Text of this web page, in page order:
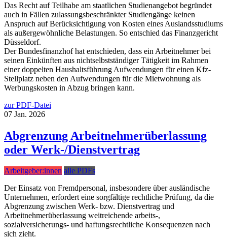
Das Recht auf Teilhabe am staatlichen Studienangebot begründet
auch in Fällen zulassungsbeschränkter Studiengänge keinen
Anspruch auf Berücksichtigung von Kosten eines Auslandsstudiums
als außergewöhnliche Belastungen. So entschied das Finanzgericht
Düsseldorf.
Der Bundesfinanzhof hat entschieden, dass ein Arbeitnehmer bei
seinen Einkünften aus nichtselbstständiger Tätigkeit im Rahmen
einer doppelten Haushaltsführung Aufwendungen für einen Kfz-
Stellplatz neben den Aufwendungen für die Mietwohnung als
Werbungskosten in Abzug bringen kann.
zur PDF-Datei
07 Jan. 2026
Abgrenzung Arbeitnehmerüberlassung
oder Werk-/Dienstvertrag
Arbeitgeber:innen alle PDFs
Der Einsatz von Fremdpersonal, insbesondere über ausländische
Unternehmen, erfordert eine sorgfältige rechtliche Prüfung, da die
Abgrenzung zwischen Werk- bzw. Dienstvertrag und
Arbeitnehmerüberlassung weitreichende arbeits-,
sozialversicherungs- und haftungsrechtliche Konsequenzen nach
sich zieht.